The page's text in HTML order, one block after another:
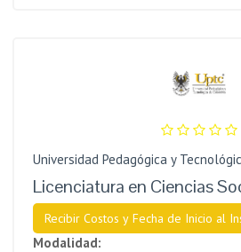
Universidad Pedagógica y
Licenciatura en Ciencias
Recibir Costos y Fecha de Inicio al
Modalidad: